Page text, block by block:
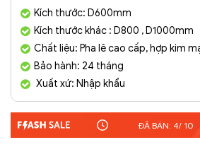
Kích thước: D600mm
Kích thước khác : D800 , D1000mm
Chất liệu: Pha lê cao cấp, hợp kim
Bảo hành: 24 tháng
Xuất xứ: Nhập khẩu
ĐÃ BÁN: 4/ 10